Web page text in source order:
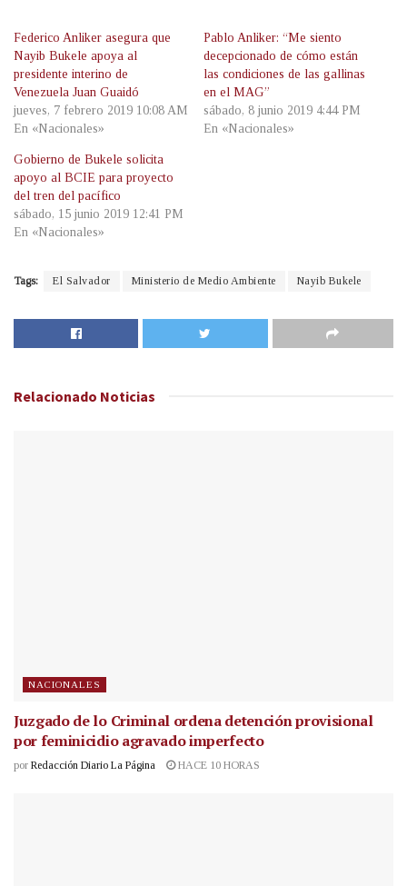
Federico Anliker asegura que
Nayib Bukele apoya al
presidente interino de
Venezuela Juan Guaidó
jueves, 7 febrero 2019 10:08 AM
En «Nacionales»
Pablo Anliker: “Me siento
decepcionado de cómo están
las condiciones de las gallinas
en el MAG”
sábado, 8 junio 2019 4:44 PM
En «Nacionales»
Gobierno de Bukele solicita
apoyo al BCIE para proyecto
del tren del pacífico
sábado, 15 junio 2019 12:41 PM
En «Nacionales»
Tags: El Salvador Ministerio de Medio Ambiente Nayib Bukele
Relacionado Noticias
NACIONALES
Juzgado de lo Criminal ordena detención provisional
por feminicidio agravado imperfecto
por Redacción Diario La Página HACE 10 HORAS